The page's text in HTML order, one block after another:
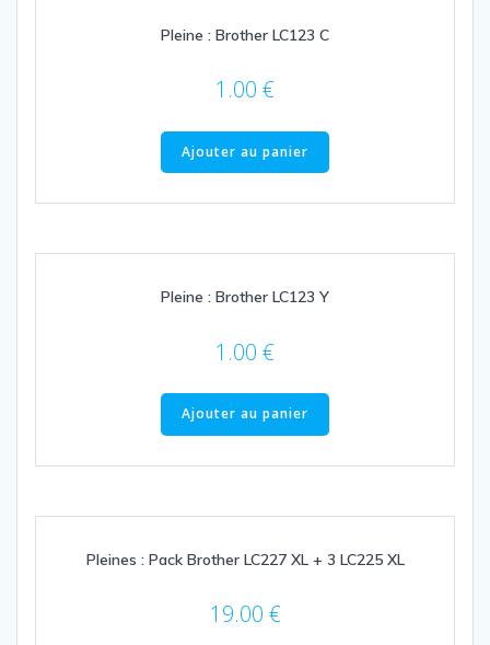
Pleine : Brother LC123 C
1.00 €
Ajouter au panier
Pleine : Brother LC123 Y
1.00 €
Ajouter au panier
Pleines : Pack Brother LC227 XL + 3 LC225 XL
19.00 €